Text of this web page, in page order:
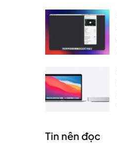
Tin nên đọc